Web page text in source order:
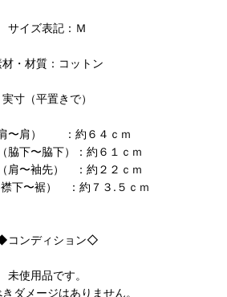
サイズ表記：Ｍ
材・材質：コットン
実寸（平置きで）
〜肩） ：約６４ｃｍ
下〜脇下）：約６１ｃｍ
〜袖先） ：約２２ｃｍ
〜裾） ：約７３.５ｃｍ
コンディション◇
未使用品です。
ダメージはありません。